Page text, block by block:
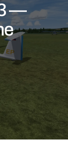
—